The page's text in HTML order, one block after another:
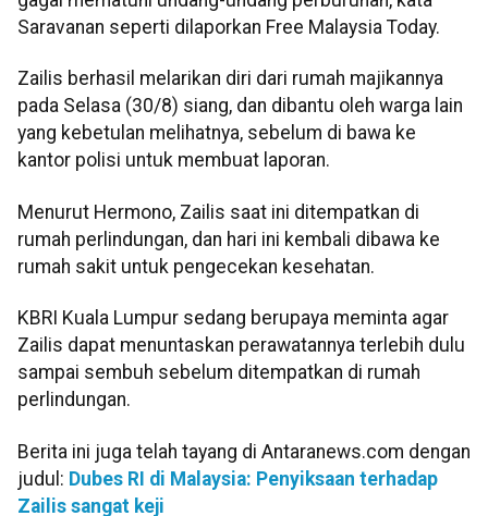
Saravanan seperti dilaporkan Free Malaysia Today.
Zailis berhasil melarikan diri dari rumah majikannya
pada Selasa (30/8) siang, dan dibantu oleh warga lain
yang kebetulan melihatnya, sebelum di bawa ke
kantor polisi untuk membuat laporan.
Menurut Hermono, Zailis saat ini ditempatkan di
rumah perlindungan, dan hari ini kembali dibawa ke
rumah sakit untuk pengecekan kesehatan.
KBRI Kuala Lumpur sedang berupaya meminta agar
Zailis dapat menuntaskan perawatannya terlebih dulu
sampai sembuh sebelum ditempatkan di rumah
perlindungan.
Berita ini juga telah tayang di Antaranews.com dengan
judul: Dubes RI di Malaysia: Penyiksaan terhadap
Zailis sangat keji